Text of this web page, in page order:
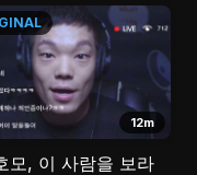
12m
모, 이 사람을 보라